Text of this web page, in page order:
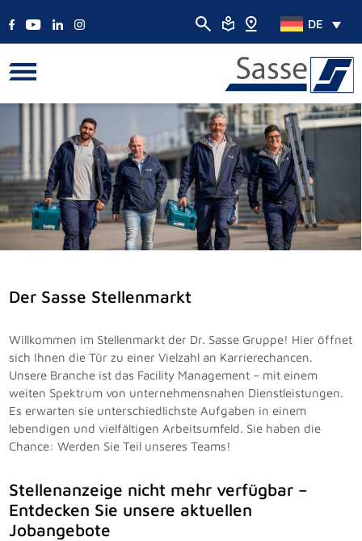
DE
Der Sasse Stellenmarkt
Willkommen im Stellenmarkt der Dr. Sasse Gruppe! Hier öffnet
sich Ihnen die Tür zu einer Vielzahl an Karrierechancen.
Unsere Branche ist das Facility Management – mit einem
weiten Spektrum von unternehmensnahen Dienstleistungen.
Es erwarten sie unterschiedlichste Aufgaben in einem
lebendigen und vielfältigen Arbeitsumfeld. Sie haben die
Chance: Werden Sie Teil unseres Teams!
Stellenanzeige nicht mehr verfügbar –
Entdecken Sie unsere aktuellen
Jobangebote